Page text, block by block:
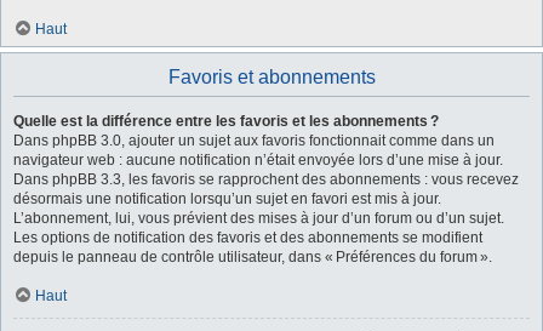
Haut
Favoris et abonnements
Quelle est la différence entre les favoris et les abonnements ?
Dans phpBB 3.0, ajouter un sujet aux favoris fonctionnait comme dans un
navigateur web : aucune notification n’était envoyée lors d’une mise à jour.
Dans phpBB 3.3, les favoris se rapprochent des abonnements : vous recevez
désormais une notification lorsqu’un sujet en favori est mis à jour.
L’abonnement, lui, vous prévient des mises à jour d’un forum ou d’un sujet.
Les options de notification des favoris et des abonnements se modifient
depuis le panneau de contrôle utilisateur, dans « Préférences du forum ».
Haut